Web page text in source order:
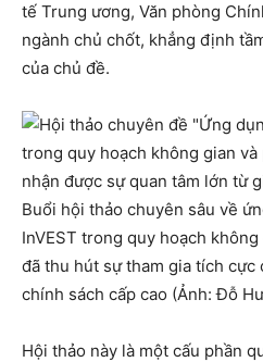
tế Trung ương, Văn phòng
ngành chủ chốt, khẳng định
của chủ đề.
Buổi hội thảo chuyên sâu về
InVEST trong quy hoạch
đã thu hút sự tham gia tích cực
chính sách cấp cao (Ảnh: Đỗ
Hội thảo này là một cấu phần